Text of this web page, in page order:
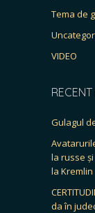
Tema de
VIDEO
Gulagul
la russe
la Kremlin
da în